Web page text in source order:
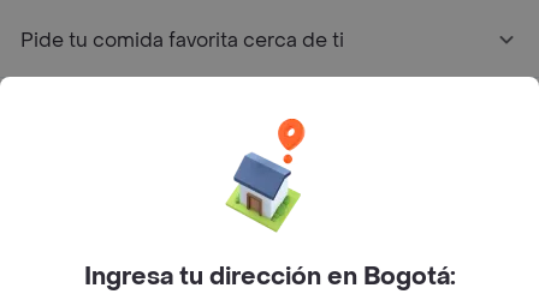
Pide tu comida favorita cerca de ti
Ingresa tu dirección en Bogotá: